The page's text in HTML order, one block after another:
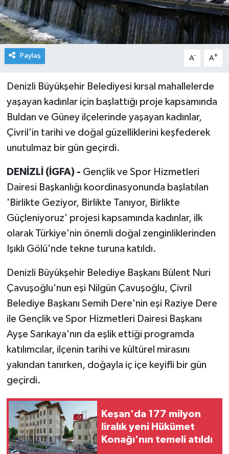
Paylaş A- A+
Denizli Büyükşehir Belediyesi kırsal mahallelerde
yaşayan kadınlar için başlattığı proje kapsamında
Buldan ve Güney ilçelerinde yaşayan kadınlar,
Çivril'in tarihi ve doğal güzelliklerini keşfederek
unutulmaz bir gün geçirdi.
DENİZLİ (İGFA) - Gençlik ve Spor Hizmetleri
Dairesi Başkanlığı koordinasyonunda başlatılan
'Birlikte Geziyor, Birlikte Tanıyor, Birlikte
Güçleniyoruz' projesi kapsamında kadınlar, ilk
olarak Türkiye'nin önemli doğal zenginliklerinden
Işıklı Gölü'nde tekne turuna katıldı.
Denizli Büyükşehir Belediye Başkanı Bülent Nuri
Çavuşoğlu'nun eşi Nilgün Çavuşoğlu, Çivril
Belediye Başkanı Semih Dere'nin eşi Raziye Dere
ile Gençlik ve Spor Hizmetleri Dairesi Başkanı
Ayşe Sarıkaya'nın da eşlik ettiği programda
katılımcılar, ilçenin tarihi ve kültürel mirasını
yakından tanırken, doğayla iç içe keyifli bir gün
geçirdi.
Keşan'da 177 milyon
liralık yeni Hükümet
Konağı'nın temeli atıldı